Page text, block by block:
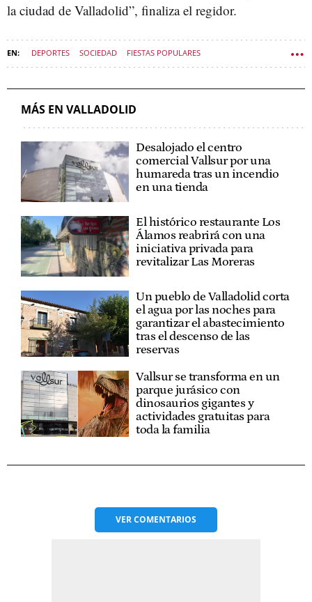
la ciudad de Valladolid”, finaliza el regidor.
DEPORTES SOCIEDAD FIESTAS POPULARES
MÁS EN VALLADOLID
Desalojado el centro
comercial Vallsur por una
humareda tras un incendio
en una tienda
El histórico restaurante Los
Álamos reabrirá con una
iniciativa privada para
revitalizar Las Moreras
Un pueblo de Valladolid corta
el agua por las noches para
garantizar el abastecimiento
tras el descenso de las
reservas
Vallsur se transforma en un
parque jurásico con
dinosaurios gigantes y
actividades gratuitas para
toda la familia
VERCOMENTARIOS